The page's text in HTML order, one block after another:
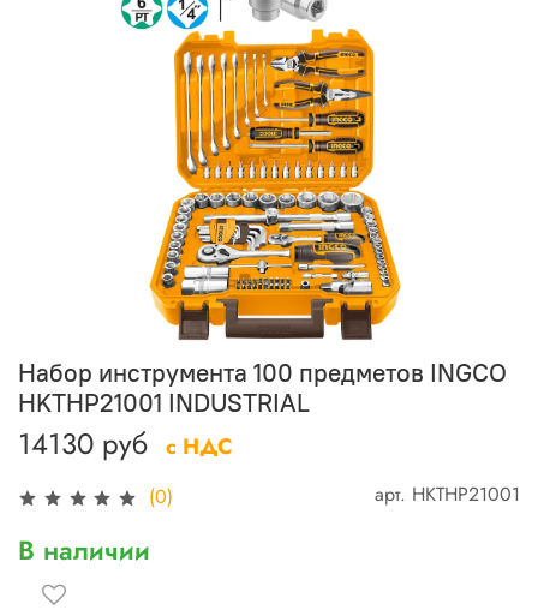
(0) арт. HKTHP21001
Набор инструмента 100 предметов INGCO
HKTHP21001 INDUSTRIAL
14130 руб с НДС
В наличии